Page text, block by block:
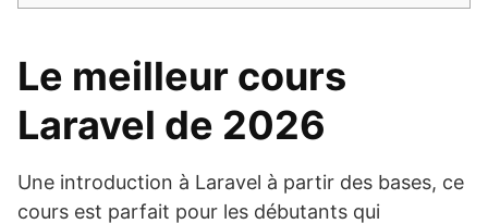
Le meilleur cours
Laravel de 2026
Une introduction à Laravel à partir des bases, ce
cours est parfait pour les débutants qui